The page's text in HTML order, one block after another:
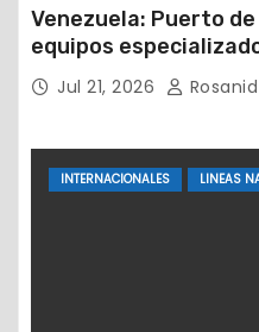
Venezuela: Puerto
equipos
petrolera
Jul 21, 2026
INTERNACIONALES LINEAS